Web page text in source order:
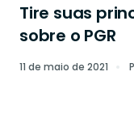
Tire suas
sobre o PGR
11 de maio de 2021